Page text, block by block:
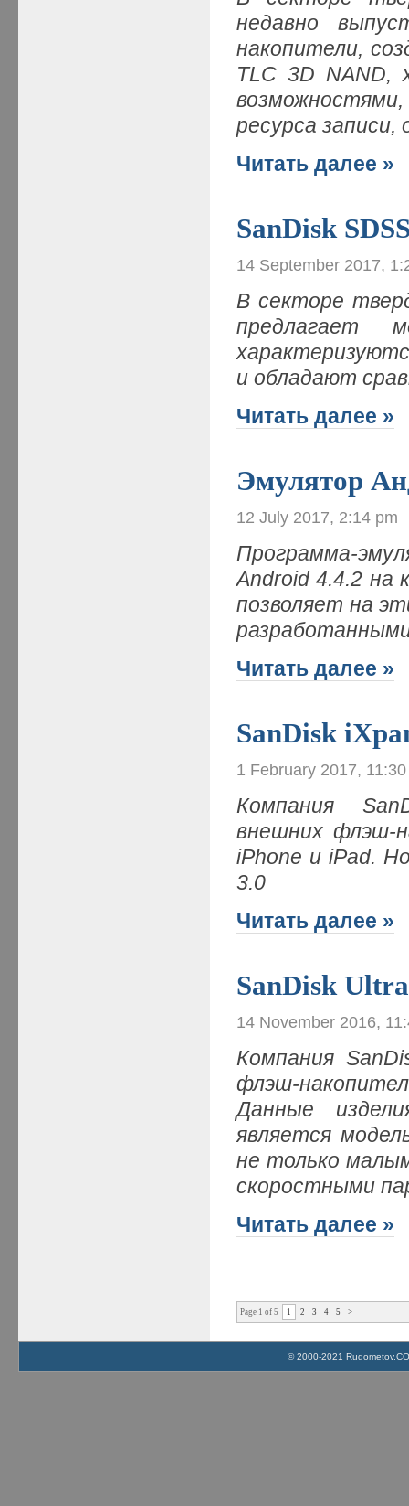
недавно
накопители,
TLC 3D NAND,
ресурса
Читать далее »
SanDisk
14 September 2017,
В секторе
предлагает
и обладают
Читать далее »
Эмулятор
12 July 2017, 2:14 pm
Программа-
Android 4.4.2
позволяет на
Читать далее »
SanDisk
1 February 2017,
Компания
внешних флэш-
iPhone и iPad.
3.0
Читать далее »
SanDisk
14 November 2016,
Компания
флэш-
Данные
является
не только
скоростными
Читать далее »
Page 1 of 5 1 2 3 4 5 >
© 2000-2021